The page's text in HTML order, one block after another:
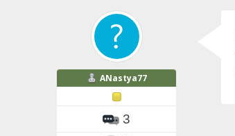
ANastya77
3